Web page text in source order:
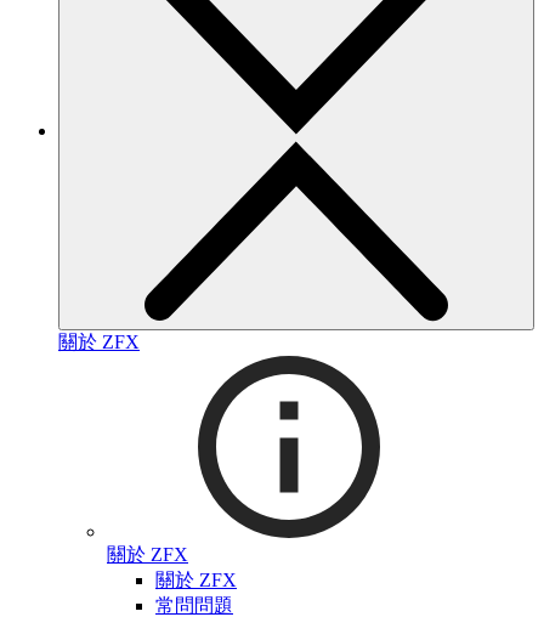
關於 ZFX
關於 ZFX
關於 ZFX
常問問題